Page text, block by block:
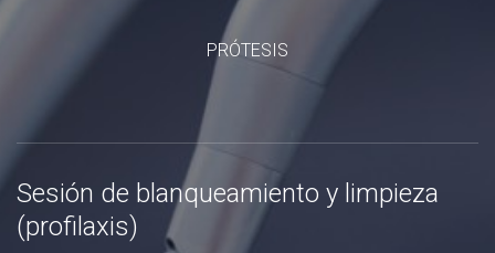
PRÓTESIS
Sesión de blanqueamiento y limpieza
(profilaxis)